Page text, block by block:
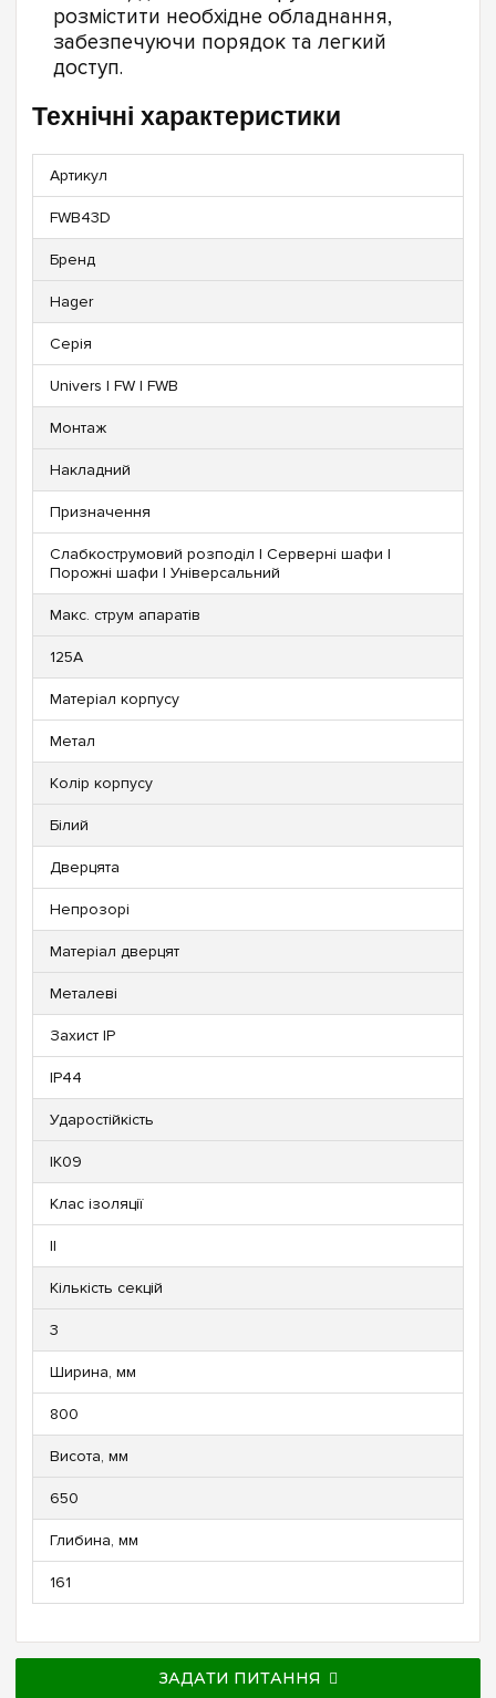
розмістити необхідне обладнання,
забезпечуючи порядок та легкий
доступ.
Технічні характеристики
Артикул
FWB43D
Бренд
Hager
Серія
Univers | FW | FWB
Монтаж
Накладний
Призначення
Слабкострумовий розподіл | Серверні шафи |
Порожні шафи | Універсальний
Макс. струм апаратів
125А
Матеріал корпусу
Метал
Колір корпусу
Білий
Дверцята
Непрозорі
Матеріал дверцят
Металеві
Захист IP
IP44
Ударостійкість
IK09
Клас ізоляції
ll
Кількість секцій
3
Ширина, мм
800
Висота, мм
650
Глибина, мм
161
ЗАДАТИ ПИТАННЯ